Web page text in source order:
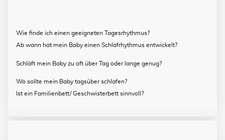
Wie finde ich einen geeigneten Tagesrhythmus?
Ab wann hat mein Baby einen Schlafrhythmus entwickelt?
Schläft mein Baby zu oft über Tag oder lange genug?
Wo sollte mein Baby tagsüber schlafen?
Ist ein Familienbett/ Geschwisterbett sinnvoll?